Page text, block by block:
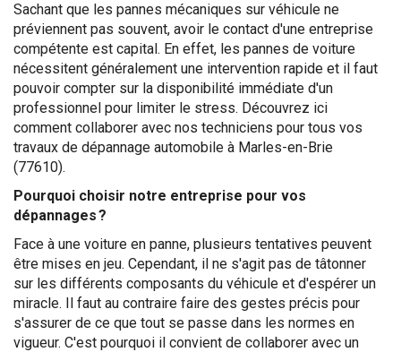
Sachant que les pannes mécaniques sur véhicule ne
préviennent pas souvent, avoir le contact d'une entreprise
compétente est capital. En effet, les pannes de voiture
nécessitent généralement une intervention rapide et il faut
pouvoir compter sur la disponibilité immédiate d'un
professionnel pour limiter le stress. Découvrez ici
comment collaborer avec nos techniciens pour tous vos
travaux de dépannage automobile à Marles-en-Brie
(77610).
Pourquoi choisir notre entreprise pour vos
dépannages ?
Face à une voiture en panne, plusieurs tentatives peuvent
être mises en jeu. Cependant, il ne s'agit pas de tâtonner
sur les différents composants du véhicule et d'espérer un
miracle. Il faut au contraire faire des gestes précis pour
s'assurer de ce que tout se passe dans les normes en
vigueur. C'est pourquoi il convient de collaborer avec un